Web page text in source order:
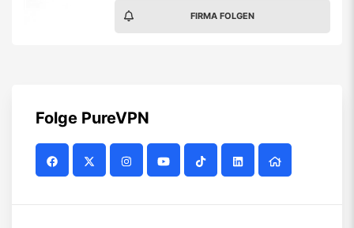
FIRMA FOLGEN
Folge PureVPN